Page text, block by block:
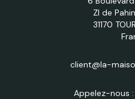
ZI de
31170
client@la-
Appelez-nous :